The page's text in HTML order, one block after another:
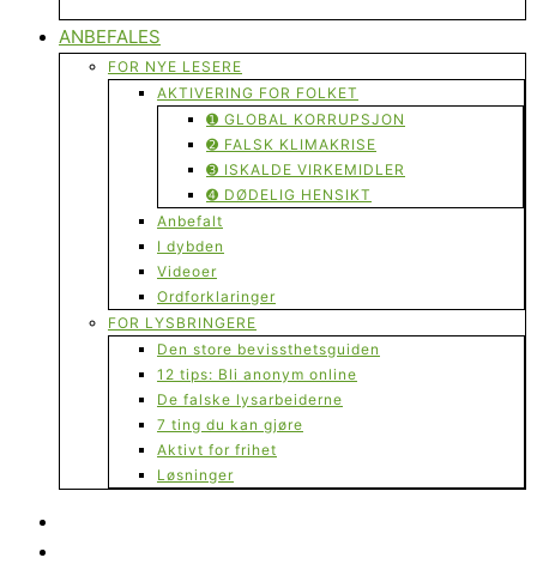
ANBEFALES
FOR NYE LESERE
AKTIVERING FOR FOLKET
➊ GLOBAL KORRUPSJON
➋ FALSK KLIMAKRISE
➌ ISKALDE VIRKEMIDLER
➍ DØDELIG HENSIKT
Anbefalt
I dybden
Videoer
Ordforklaringer
FOR LYSBRINGERE
Den store bevissthetsguiden
12 tips: Bli anonym online
De falske lysarbeiderne
7 ting du kan gjøre
Aktivt for frihet
Løsninger